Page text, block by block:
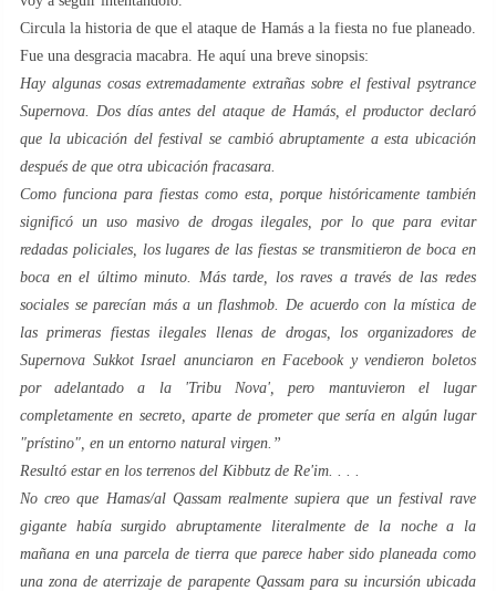
Circula la historia de que el ataque de Hamás a la fiesta no fue planeado.
Fue una desgracia macabra. He aquí una breve sinopsis:
Hay algunas cosas extremadamente extrañas sobre el festival psytrance
Supernova. Dos días antes del ataque de Hamás, el productor declaró
que la ubicación del festival se cambió abruptamente a esta ubicación
después de que otra ubicación fracasara.
Como funciona para fiestas como esta, porque históricamente también
significó un uso masivo de drogas ilegales, por lo que para evitar
redadas policiales, los lugares de las fiestas se transmitieron de boca en
boca en el último minuto. Más tarde, los raves a través de las redes
sociales se parecían más a un flashmob. De acuerdo con la mística de
las primeras fiestas ilegales llenas de drogas, los organizadores de
Supernova Sukkot Israel anunciaron en Facebook y vendieron boletos
por adelantado a la 'Tribu Nova', pero mantuvieron el lugar
completamente en secreto, aparte de prometer que sería en algún lugar
"prístino", en un entorno natural virgen.”
Resultó estar en los terrenos del Kibbutz de Re'im.
No creo que Hamas/al Qassam realmente supiera que un festival rave
gigante había surgido abruptamente literalmente de la noche a la
mañana en una parcela de tierra que parece haber sido planeada como
una zona de aterrizaje de parapente Qassam para su incursión ubicada